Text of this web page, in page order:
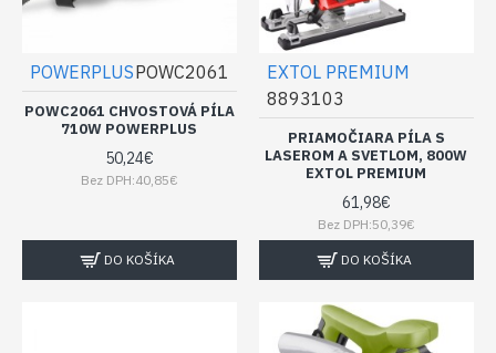
POWERPLUSPOWC2061
POWC2061 CHVOSTOVÁ PÍLA
710W POWERPLUS
50,24€
Bez DPH:40,85€
DO KOŠÍKA
EXTOL PREMIUM
8893103
PRIAMOČIARA PÍLA S
LASEROM A SVETLOM, 800W
EXTOL PREMIUM
61,98€
Bez DPH:50,39€
DO KOŠÍKA